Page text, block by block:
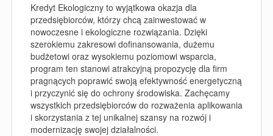
Kredyt Ekologiczny to wyjątkowa okazja dla
przedsiębiorców, którzy chcą zainwestować w
nowoczesne i ekologiczne rozwiązania. Dzięki
szerokiemu zakresowi dofinansowania, dużemu
budżetowi oraz wysokiemu poziomowi wsparcia,
program ten stanowi atrakcyjną propozycję dla firm
pragnących poprawić swoją efektywność energetyczną
i przyczynić się do ochrony środowiska. Zachęcamy
wszystkich przedsiębiorców do rozważenia aplikowania
i skorzystania z tej unikalnej szansy na rozwój i
modernizację swojej działalności.